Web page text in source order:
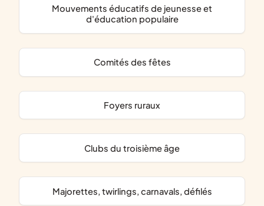
mouvements éducatifs de jeunesse et
d'éducation populaire
comités des fêtes
foyers ruraux
clubs du troisième âge
majorettes, twirlings, carnavals, défilés